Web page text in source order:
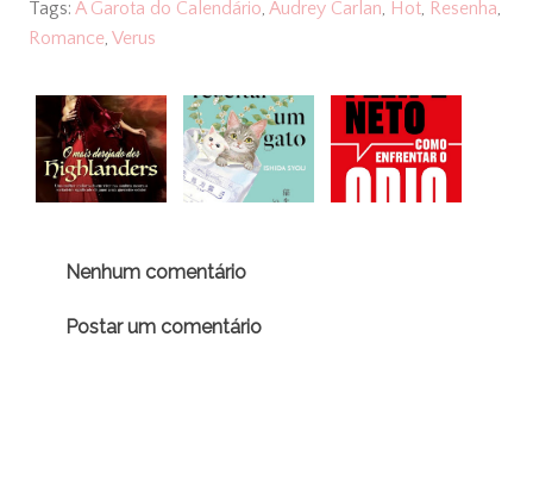
Tags: A Garota do Calendário, Audrey Carlan, Hot, Resenha,
Romance, Verus
Nenhum comentário
Postar um comentário